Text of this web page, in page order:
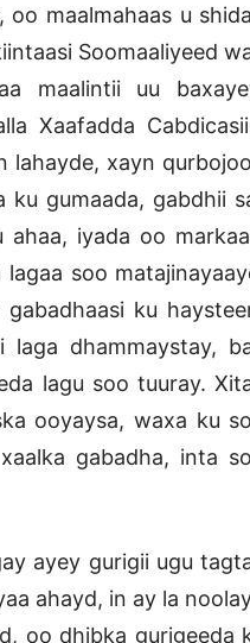
maalmahaas u
Soomaaliyeed
maalintii uu
Xaafadda
lahayde, xayn
ku gumaada, gabdhii
iyada oo
soo
ku
dhammaystay,
lagu soo tuuray.
ooyaysa, waxa ku
gabadha, inta
ayey gurigii ugu
ahayd, in ay la
oo dhibka gurigeeda